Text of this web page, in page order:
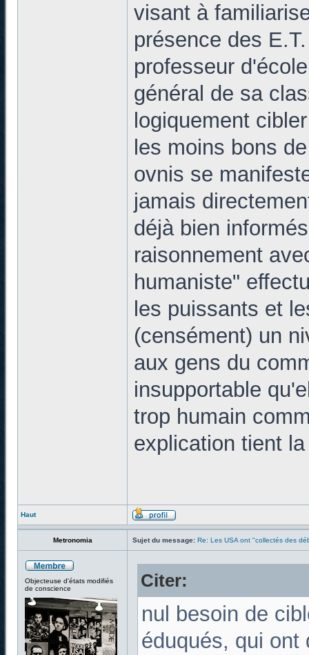
visant à
présence des
professeur
général de sa
logiquement
les moins bons
ovnis se
jamais
déjà bien
raisonnement
humaniste"
les puissants et
(censément) un
aux gens du
insupportable
trop humain
explication tient
Haut
Metronomia Sujet du message: Re: Les USA ont "collectés des
Objecteuse d'états modifiés
de conscience
Citer:
nul besoin de
éduqués, qui ont